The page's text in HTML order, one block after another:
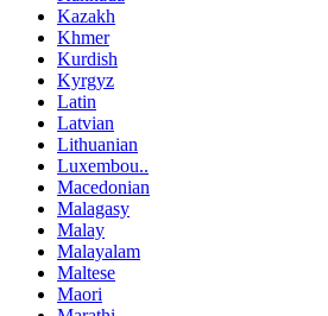
Kazakh
Khmer
Kurdish
Kyrgyz
Latin
Latvian
Lithuanian
Luxembou..
Macedonian
Malagasy
Malay
Malayalam
Maltese
Maori